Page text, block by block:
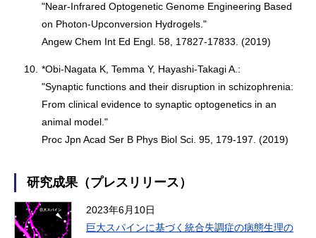
"Near-Infrared Optogenetic Genome Engineering Based
on Photon-Upconversion Hydrogels."
Angew Chem Int Ed Engl. 58, 17827-17833. (2019)
10. *Obi-Nagata K, Temma Y, Hayashi-Takagi A.:
"Synaptic functions and their disruption in schizophrenia:
From clinical evidence to synaptic optogenetics in an
animal model."
Proc Jpn Acad Ser B Phys Biol Sci. 95, 179-197. (2019)
研究成果（プレスリリース）
2023年6月10日
巨大スパインに基づく統合失調症の病態生理の